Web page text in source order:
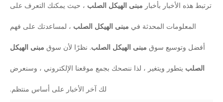
ترتبط هذه الأخبار بأخبار مبنى الهيكل الصلب ، حيث يمكنك التعرف على
المعلومات المحدثة في مبنى الهيكل الصلب ، لمساعدتك على فهم
أفضل وتوسيع سوق مبنى الهيكل الصلب. نظرًا لأن سوق مبنى الهيكل
الصلب يتطور ويتغير ، لذا ننصحك بجمع موقعنا الإلكتروني ، وسنعرض
لك آخر الأخبار على أساس منتظم.